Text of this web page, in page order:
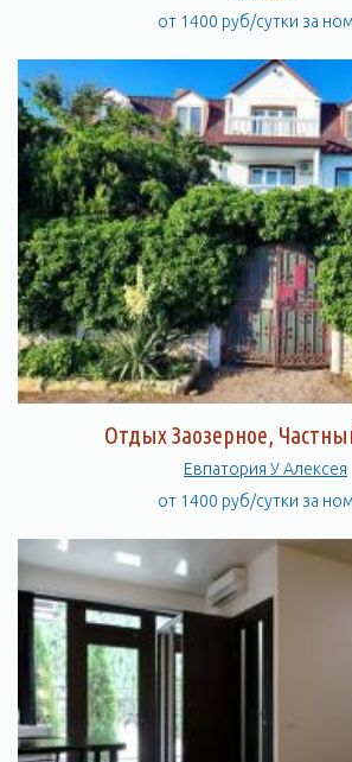
от 1400 руб/сутки за
Отдых Заозерное,
Евпатория У Алексея
от 1400 руб/сутки за